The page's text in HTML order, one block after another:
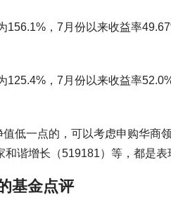
156.1%，7月份以来收益率
125.4%，7月份以来收益率
低一点的，可以考虑申购华商
谐增长（519181）等，都是表
基金点评